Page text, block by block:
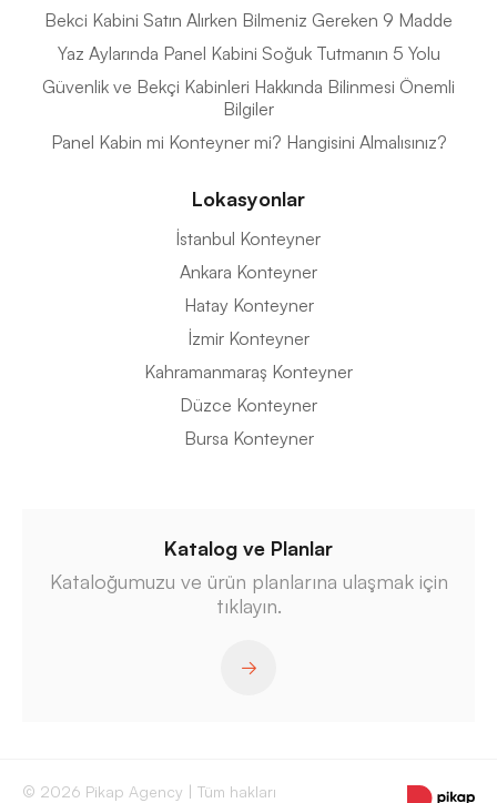
Bekci Kabini Satın Alırken Bilmeniz Gereken 9 Madde
Yaz Aylarında Panel Kabini Soğuk Tutmanın 5 Yolu
Güvenlik ve Bekçi Kabinleri Hakkında Bilinmesi Önemli
Bilgiler
Panel Kabin mi Konteyner mi? Hangisini Almalısınız?
Lokasyonlar
İstanbul Konteyner
Ankara Konteyner
Hatay Konteyner
İzmir Konteyner
Kahramanmaraş Konteyner
Düzce Konteyner
Bursa Konteyner
Katalog ve Planlar
Kataloğumuzu ve ürün planlarına ulaşmak için
tıklayın.
© 2026 Pikap Agency | Tüm hakları